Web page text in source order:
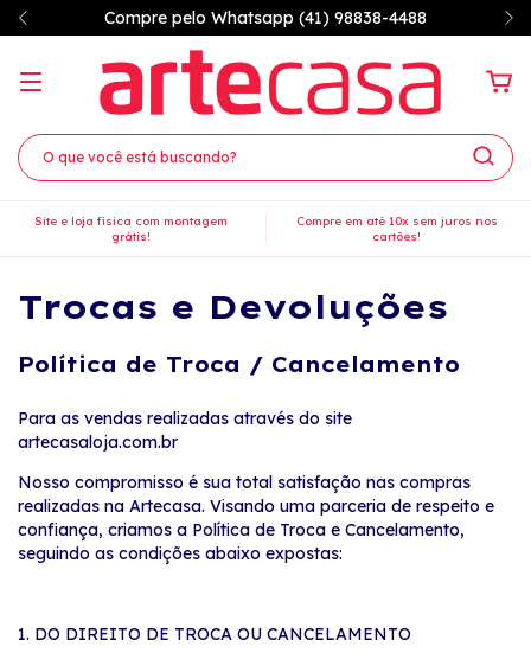
Compre pelo Whatsapp (41) 98838-4488
Site e loja física com montagem
grátis!
Compre em até 10x sem juros nos
cartões!
Trocas e Devoluções
Política de Troca / Cancelamento
Para as vendas realizadas através do site
artecasaloja.com.br
Nosso compromisso é sua total satisfação nas compras
realizadas na Artecasa. Visando uma parceria de respeito e
confiança, criamos a Política de Troca e Cancelamento,
seguindo as condições abaixo expostas:
1. DO DIREITO DE TROCA OU CANCELAMENTO